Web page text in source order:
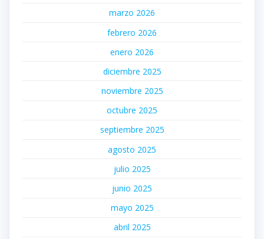
marzo 2026
febrero 2026
enero 2026
diciembre 2025
noviembre 2025
octubre 2025
septiembre 2025
agosto 2025
julio 2025
junio 2025
mayo 2025
abril 2025